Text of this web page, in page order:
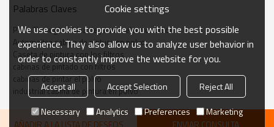
Palabras Claves
Pass Through cabina de pintura electrostatica
Automaitca cabina de pintura en polvo
Caseta de pintura con los filtros
cabinas de pintado con filtros
cabinas de pintar el polvo
industrial cabina de pintura en polvo
AÑADIR A LA LISTA DE DESEOS ENVIAR CONSULTA
Cookie settings
We use cookies to provide you with the best possible
experience. They also allow us to analyze user behavior in
order to constantly improve the website for you.
Accept all Accept Selection
Reject All
Necessary
Analytics Preferences Marketing